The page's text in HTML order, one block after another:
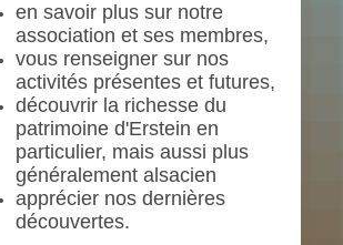
en savoir plus sur notre
association et ses membres,
vous renseigner sur nos
activités présentes et futures,
découvrir la richesse du
patrimoine d'Erstein en
particulier, mais aussi plus
généralement alsacien
apprécier nos dernières
découvertes.